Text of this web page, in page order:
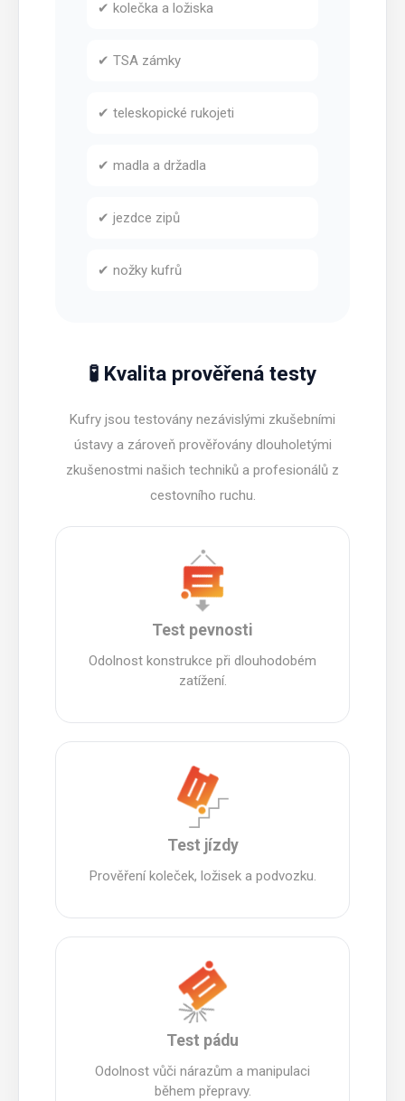
✔ kolečka a ložiska
✔ TSA zámky
✔ teleskopické rukojeti
✔ madla a držadla
✔ jezdce zipů
✔ nožky kufrů
🧪 Kvalita prověřená testy
Kufry jsou testovány nezávislými zkušebními
ústavy a zároveň prověřovány dlouholetými
zkušenostmi našich techniků a profesionálů z
cestovního ruchu.
Test pevnosti
Odolnost konstrukce při dlouhodobém
zatížení.
Test jízdy
Prověření koleček, ložisek a podvozku.
Test pádu
Odolnost vůči nárazům a manipulaci
během přepravy.